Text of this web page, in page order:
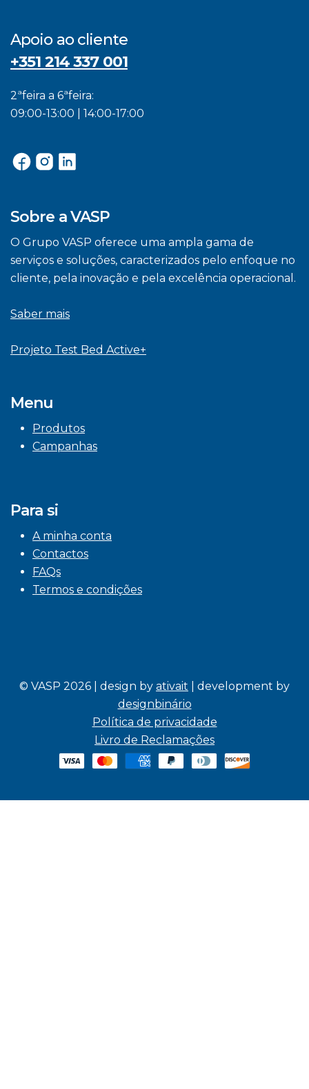
Apoio ao cliente
+351 214 337 001
2ªfeira a 6ªfeira:
09:00-13:00 | 14:00-17:00
Sobre a VASP
O Grupo VASP oferece uma ampla gama de
serviços e soluções, caracterizados pelo enfoque no
cliente, pela inovação e pela excelência operacional.
Saber mais
Projeto Test Bed Active+
Menu
Produtos
Campanhas
Para si
A minha conta
Contactos
FAQs
Termos e condições
© VASP 2026 | design by ativait | development by
designbinário
Política de privacidade
Livro de Reclamações